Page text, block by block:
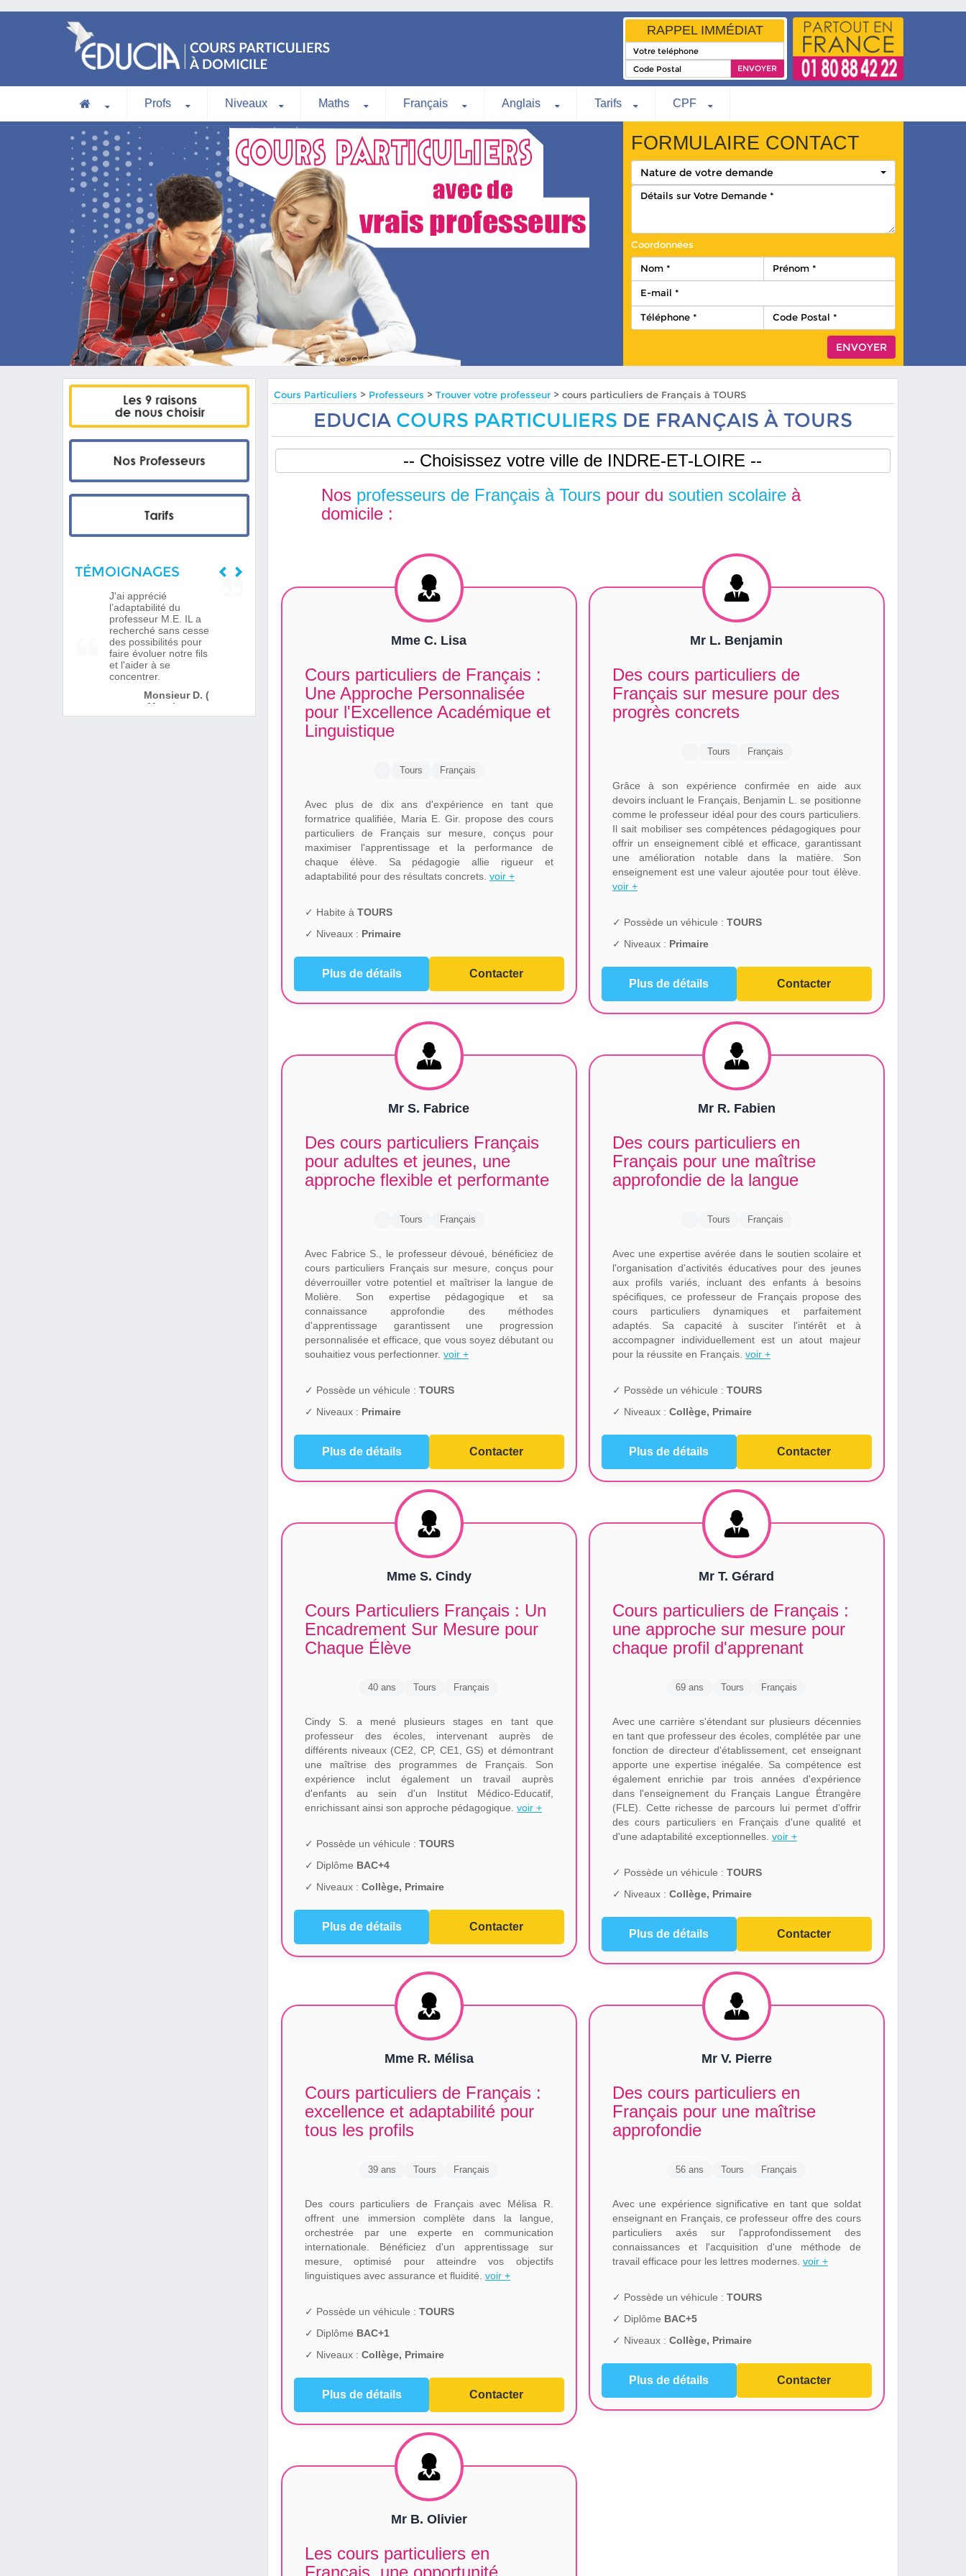
RAPPEL IMMÉDIAT
Profs Niveaux Maths Français Anglais Tarifs CPF
FORMULAIRE CONTACT
Nature de votre demande
Coordonnées
TÉMOIGNAGES
J'ai apprécié
l’adaptabilité du
professeur M.E. IL a
recherché sans cesse
des possibilités pour
faire évoluer notre fils
et l'aider à se
concentrer.
Monsieur D. (
Montigny en
Ostrevent )
Cours Particuliers > Professeurs >Trouver votre professeur > cours particuliers de Français à TOURS
EDUCIA COURS PARTICULIERS DE FRANÇAIS À TOURS
Nos professeurs de Français à Tours pour du soutien scolaire à
domicile :
Mme C. Lisa
Cours particuliers de Français :
Une Approche Personnalisée
pour l'Excellence Académique et
Linguistique
Tours Français
Avec plus de dix ans d'expérience en tant que
formatrice qualifiée, Maria E. Gir. propose des cours
particuliers de Français sur mesure, conçus pour
maximiser l'apprentissage et la performance de
chaque élève. Sa pédagogie allie rigueur et
adaptabilité pour des résultats concrets.voir +
✓ Habite àTOURS
✓ Niveaux : Primaire
Plus de détails Contacter
Mr L. Benjamin
Des cours particuliers de
Français sur mesure pour des
progrès concrets
Tours Français
Grâce à son expérience confirmée en aide aux
devoirs incluant le Français, Benjamin L. se positionne
comme le professeur idéal pour des cours particuliers.
Il sait mobiliser ses compétences pédagogiques pour
offrir un enseignement ciblé et efficace, garantissant
une amélioration notable dans la matière. Son
enseignement est une valeur ajoutée pour tout élève.
voir +
✓ Possède un véhicule : TOURS
✓ Niveaux : Primaire
Plus de détails Contacter
Mr S. Fabrice
Des cours particuliers Français
pour adultes et jeunes, une
approche flexible et performante
Tours Français
Avec Fabrice S., le professeur dévoué, bénéficiez de
cours particuliers Français sur mesure, conçus pour
déverrouiller votre potentiel et maîtriser la langue de
Molière. Son expertise pédagogique et sa
connaissance approfondie des méthodes
d'apprentissage garantissent une progression
personnalisée et efficace, que vous soyez débutant ou
souhaitiez vous perfectionner.voir +
✓ Possède un véhicule :TOURS
✓ Niveaux : Primaire
Plus de détails Contacter
Mr R. Fabien
Des cours particuliers en
Français pour une maîtrise
approfondie de la langue
Tours Français
Avec une expertise avérée dans le soutien scolaire et
l'organisation d'activités éducatives pour des jeunes
aux profils variés, incluant des enfants à besoins
spécifiques, ce professeur de Français propose des
cours particuliers dynamiques et parfaitement
adaptés. Sa capacité à susciter l'intérêt et à
accompagner individuellement est un atout majeur
pour la réussite en Français. voir +
✓ Possède un véhicule : TOURS
✓ Niveaux : Collège, Primaire
Plus de détails Contacter
Mme S. Cindy
Cours Particuliers Français : Un
Encadrement Sur Mesure pour
Chaque Élève
40 ans Tours Français
Cindy S. a mené plusieurs stages en tant que
professeur des écoles, intervenant auprès de
différents niveaux (CE2, CP, CE1, GS) et démontrant
une maîtrise des programmes de Français. Son
expérience inclut également un travail auprès
d'enfants au sein d'un Institut Médico-Educatif,
enrichissant ainsi son approche pédagogique.voir +
✓ Possède un véhicule :TOURS
✓ Diplôme BAC+4
✓ Niveaux :Collège, Primaire
Plus de détails Contacter
Mr T. Gérard
Cours particuliers de Français :
une approche sur mesure pour
chaque profil d'apprenant
69 ans Tours Français
Avec une carrière s'étendant sur plusieurs décennies
en tant que professeur des écoles, complétée par une
fonction de directeur d'établissement, cet enseignant
apporte une expertise inégalée. Sa compétence est
également enrichie par trois années d'expérience
dans l'enseignement du Français Langue Étrangère
(FLE). Cette richesse de parcours lui permet d'offrir
des cours particuliers en Français d'une qualité et
d'une adaptabilité exceptionnelles. voir +
✓ Possède un véhicule : TOURS
✓ Niveaux : Collège, Primaire
Plus de détails Contacter
Mme R. Mélisa
Cours particuliers de Français :
excellence et adaptabilité pour
tous les profils
39 ans Tours Français
Des cours particuliers de Français avec Mélisa R.
offrent une immersion complète dans la langue,
orchestrée par une experte en communication
internationale. Bénéficiez d'un apprentissage sur
mesure, optimisé pour atteindre vos objectifs
linguistiques avec assurance et fluidité.voir +
✓ Possède un véhicule :TOURS
✓ Diplôme BAC+1
✓ Niveaux :Collège, Primaire
Plus de détails Contacter
Mr V. Pierre
Des cours particuliers en
Français pour une maîtrise
approfondie
56 ans Tours Français
Avec une expérience significative en tant que soldat
enseignant en Français, ce professeur offre des cours
particuliers axés sur l'approfondissement des
connaissances et l'acquisition d'une méthode de
travail efficace pour les lettres modernes. voir +
✓ Possède un véhicule : TOURS
✓ Diplôme BAC+5
✓ Niveaux : Collège, Primaire
Plus de détails Contacter
Mr B. Olivier
Les cours particuliers en
Français, une opportunité